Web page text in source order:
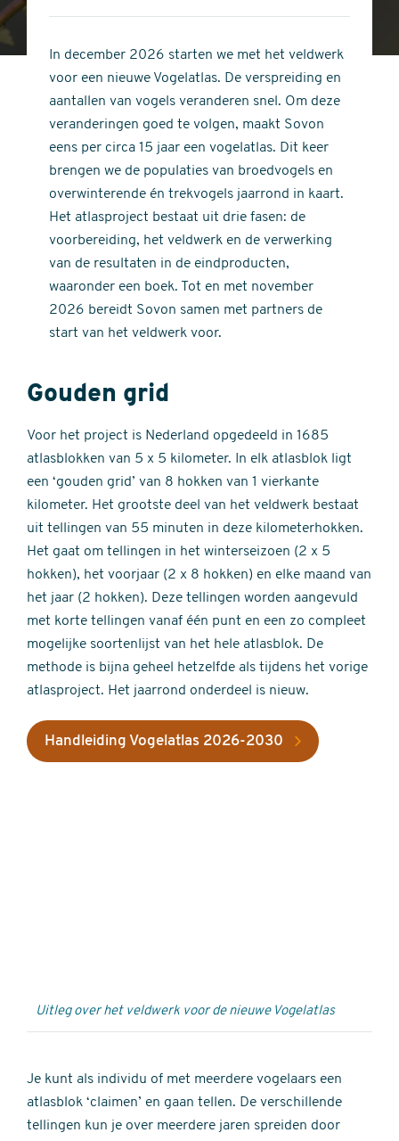
stars
of
stars
In december 2026 starten we met het veldwerk
voor een nieuwe Vogelatlas. De verspreiding en
aantallen van vogels veranderen snel. Om deze
veranderingen goed te volgen, maakt Sovon
eens per circa 15 jaar een vogelatlas. Dit keer
brengen we de populaties van broedvogels en
overwinterende én trekvogels jaarrond in kaart.
Het atlasproject bestaat uit drie fasen: de
voorbereiding, het veldwerk en de verwerking
van de resultaten in de eindproducten,
waaronder een boek. Tot en met november
2026 bereidt Sovon samen met partners de
start van het veldwerk voor.
Gouden grid
Voor het project is Nederland opgedeeld in 1685
atlasblokken van 5 x 5 kilometer. In elk atlasblok ligt
een ‘gouden grid’ van 8 hokken van 1 vierkante
kilometer. Het grootste deel van het veldwerk bestaat
uit tellingen van 55 minuten in deze kilometerhokken.
Het gaat om tellingen in het winterseizoen (2 x 5
hokken), het voorjaar (2 x 8 hokken) en elke maand van
het jaar (2 hokken). Deze tellingen worden aangevuld
met korte tellingen vanaf één punt en een zo compleet
mogelijke soortenlijst van het hele atlasblok. De
methode is bijna geheel hetzelfde als tijdens het vorige
atlasproject. Het jaarrond onderdeel is nieuw.
Handleiding Vogelatlas 2026-2030
Uitleg over het veldwerk voor de nieuwe Vogelatlas
Je kunt als individu of met meerdere vogelaars een
atlasblok ‘claimen’ en gaan tellen. De verschillende
tellingen kun je over meerdere jaren spreiden door